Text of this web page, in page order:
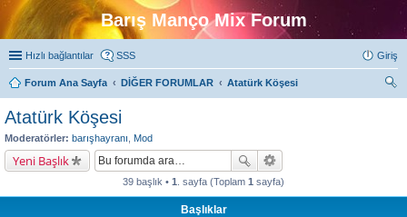
Barış Manço Mix Forum
Hızlı bağlantılar SSS Giriş
Forum Ana Sayfa DİĞER FORUMLAR
Atatürk Köşesi
Atatürk Köşesi
Moderatörler: barışhayranı Mod
Yeni Başlık
39 başlık • 1 . sayfa (Toplam 1 sayfa)
Başlıklar